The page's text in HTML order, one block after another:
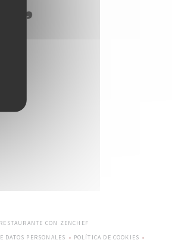
CON ZENCHEF((ABRE EN UNA NUEVA
DATOS PERSONALES
POLÍTICA DE COOKIES